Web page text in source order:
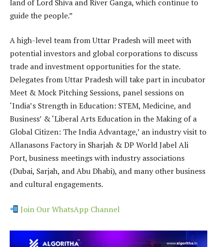
land of Lord Shiva and River Ganga, which continue to
guide the people.”
A high-level team from Uttar Pradesh will meet with
potential investors and global corporations to discuss
trade and investment opportunities for the state.
Delegates from Uttar Pradesh will take part in incubator
Meet & Mock Pitching Sessions, panel sessions on
‘India’s Strength in Education: STEM, Medicine, and
Business’ & ‘Liberal Arts Education in the Making of a
Global Citizen: The India Advantage,’ an industry visit to
Allanasons Factory in Sharjah & DP World Jabel Ali
Port, business meetings with industry associations
(Dubai, Sarjah, and Abu Dhabi), and many other business
and cultural engagements.
Join Our WhatsApp Channel